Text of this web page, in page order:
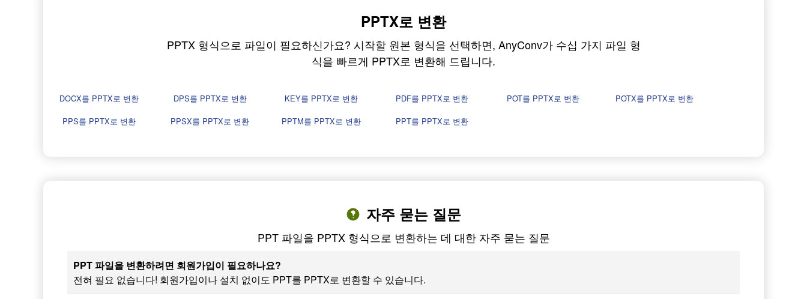
PPTX로 변환
PPTX 형식으로 파일이 필요하신가요? 시작할 원본 형식을 선택하면, AnyConv가 수십 가지 파일 형
식을 빠르게 PPTX로 변환해 드립니다.
DOCX를 PPTX로 변환 DPS를 PPTX로 변환 KEY를 PPTX로 변환 PDF를 PPTX로 변환 POT를 PPTX로 변환
POTX를 PPTX로 변환
PPS를 PPTX로 변환
PPSX를 PPTX로 변환 PPTM를 PPTX로 변환 PPT를 PPTX로 변환
자주 묻는 질문
PPT 파일을 PPTX 형식으로 변환하는 데 대한 자주 묻는 질문
PPT 파일을 변환하려면 회원가입이 필요하나요?
전혀 필요 없습니다! 회원가입이나 설치 없이도 PPT를 PPTX로 변환할 수 있습니다.